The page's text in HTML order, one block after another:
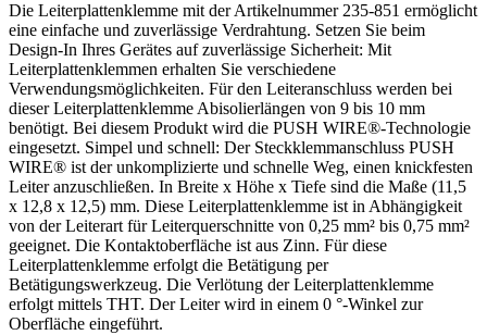
Die Leiterplattenklemme mit der Artikelnummer 235-851 ermöglicht
eine einfache und zuverlässige Verdrahtung. Setzen Sie beim
Design-In Ihres Gerätes auf zuverlässige Sicherheit: Mit
Leiterplattenklemmen erhalten Sie verschiedene
Verwendungsmöglichkeiten. Für den Leiteranschluss werden bei
dieser Leiterplattenklemme Abisolierlängen von 9 bis 10 mm
benötigt. Bei diesem Produkt wird die PUSH WIRE®-Technologie
eingesetzt. Simpel und schnell: Der Steckklemmanschluss PUSH
WIRE® ist der unkomplizierte und schnelle Weg, einen knickfesten
Leiter anzuschließen. In Breite x Höhe x Tiefe sind die Maße (11,5
x 12,8 x 12,5) mm. Diese Leiterplattenklemme ist in Abhängigkeit
von der Leiterart für Leiterquerschnitte von 0,25 mm² bis 0,75 mm²
geeignet. Die Kontaktoberfläche ist aus Zinn. Für diese
Leiterplattenklemme erfolgt die Betätigung per
Betätigungswerkzeug. Die Verlötung der Leiterplattenklemme
erfolgt mittels THT. Der Leiter wird in einem 0 °-Winkel zur
Oberfläche eingeführt.